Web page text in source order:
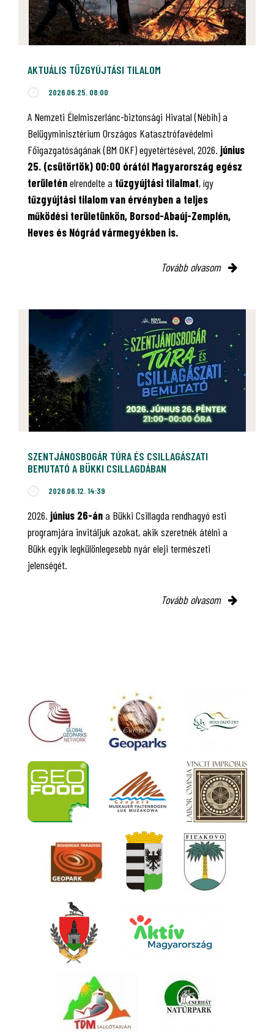
AKTUÁLIS TŰZGYÚJTÁSI TILALOM
2026.06.25. 08:00
A Nemzeti Élelmiszerlánc-biztonsági Hivatal (Nébih) a
Belügyminisztérium Országos Katasztrófavédelmi
Főigazgatóságának (BM OKF) egyetértésével, 2026. június
25. (csütörtök) 00:00 órától Magyarország egész
területénelrendelte a tűzgyújtási tilalmat, így
tűzgyújtási tilalom van érvényben a teljes
működési területünkön, Borsod-Abaúj-Zemplén,
Heves és Nógrád vármegyékben is.
Tovább olvasom
SZENTJÁNOSBOGÁR TÚRA ÉS CSILLAGÁSZATI
BEMUTATÓ A BÜKKI CSILLAGDÁBAN
2026.06.12. 14:39
2026. június 26-ána Bükki Csillagda rendhagyó esti
programjára invitáljuk azokat, akik szeretnék átélni a
Bükk egyik legkülönlegesebb nyár eleji természeti
jelenségét.
Tovább olvasom